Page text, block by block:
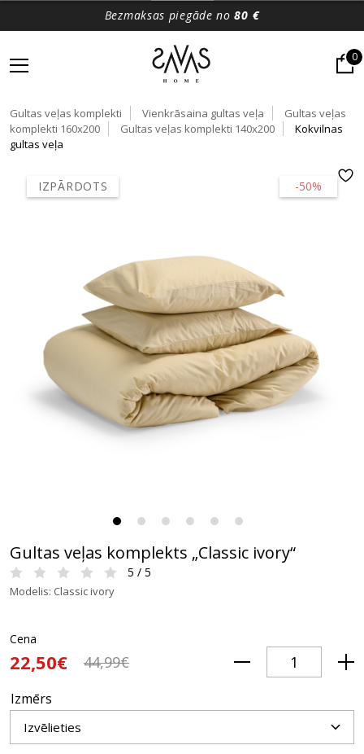
Bezmaksas piegāde no80 €
0
Gultas veļas komplekti Vienkrāsaina gultas veļa
Gultas veļas
komplekti 160x200
Gultas veļas komplekti 140x200
Kokvilnas
gultas veļa
-50%
IZPĀRDOTS
Gultas veļas komplekts „Classic ivory“
5 / 5
Modelis: Classic ivory
Cena
22,50€ 44,99€
Izmērs